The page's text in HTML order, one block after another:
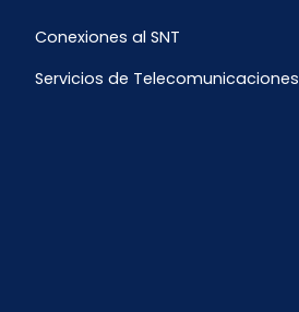
Conexiones al SNT
Servicios de Telecomunicaciones